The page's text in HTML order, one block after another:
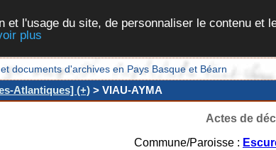
l'usage du site, de personnaliser le contenu et
plus
documents d'archives en Pays Basque et Béarn
Atlantiques] (+) > VIAU-AYMA
Actes de
Commune/Paroisse :